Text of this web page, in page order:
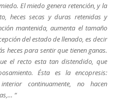
El miedo genera retención, y la
heces secas y duras retenidas y
mantenida, aumenta el tamaño
del estado de llenado, es decir
heces para sentir que tienen ganas.
el recto esta tan distendido, que
Ésta es la encopresis:
continuamente, no hacen
“